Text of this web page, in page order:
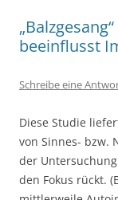
beeinflusst
Schreibe eine
Diese Studie
von Sinnes- bzw.
der
den Fokus rückt.